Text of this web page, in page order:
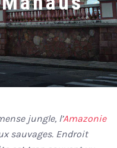
jungle, l’Amazonie
sauvages. Endroit